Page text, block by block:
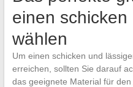
einen
wählen
Um einen schicken und
erreichen, sollten Sie darauf
das geeignete Material für